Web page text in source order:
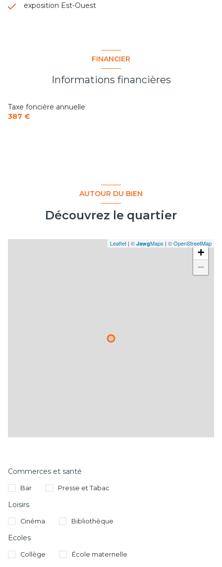
exposition Est-Ouest
FINANCIER
Informations financières
Taxe foncière annuelle
387 €
AUTOUR DU BIEN
Découvrez le quartier
+
−
Leaflet | © JawgMaps | © OpenStreetMap
Commerces et santé
Bar Presse et Tabac
Loisirs
Cinéma Bibliothèque
Ecoles
Collège École maternelle